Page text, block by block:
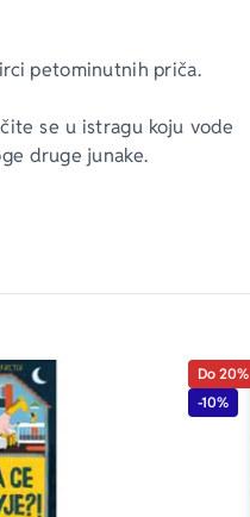
petominutnih priča.
se u istragu koju vode
druge junake.
Do 20%
-10%